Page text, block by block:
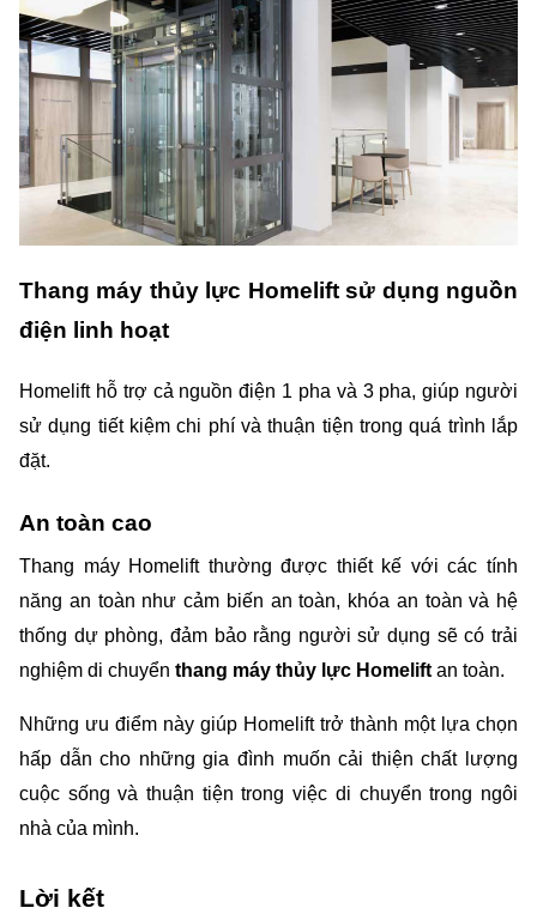
Thang máy thủy lực Homelift sử dụng nguồn
điện linh hoạt
Homelift hỗ trợ cả nguồn điện 1 pha và 3 pha, giúp người
sử dụng tiết kiệm chi phí và thuận tiện trong quá trình lắp
đặt.
An toàn cao
Thang máy Homelift thường được thiết kế với các tính
năng an toàn như cảm biến an toàn, khóa an toàn và hệ
thống dự phòng, đảm bảo rằng người sử dụng sẽ có trải
nghiệm di chuyển thang máy thủy lực Homelift an toàn.
Những ưu điểm này giúp Homelift trở thành một lựa chọn
hấp dẫn cho những gia đình muốn cải thiện chất lượng
cuộc sống và thuận tiện trong việc di chuyển trong ngôi
nhà của mình.
Lời kết